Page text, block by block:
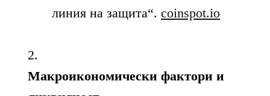
линия на защита“.coinspot.io
Макроикономически фактори и